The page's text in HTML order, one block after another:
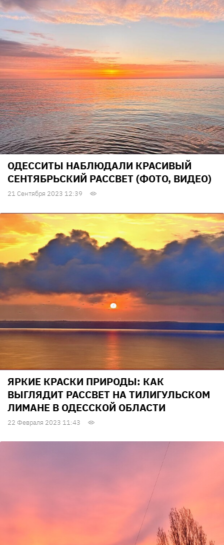
ОДЕССИТЫ НАБЛЮДАЛИ КРАСИВЫЙ
СЕНТЯБРЬСКИЙ РАССВЕТ (ФОТО, ВИДЕО)
21 Сентября 2023 12:39
ЯРКИЕ КРАСКИ ПРИРОДЫ: КАК
ВЫГЛЯДИТ РАССВЕТ НА ТИЛИГУЛЬСКОМ
ЛИМАНЕ В ОДЕССКОЙ ОБЛАСТИ
22 Февраля 2023 11:43